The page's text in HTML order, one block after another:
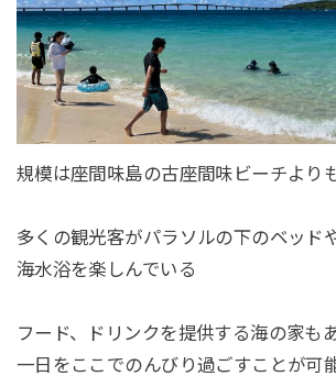
規模は座間味島の古座間味ビーチより
多くの観光客がパラソルの下のベッド
海水浴を楽しんでいる
フード、ドリンクを提供する海の家も
一日をここでのんびり過ごすことが可